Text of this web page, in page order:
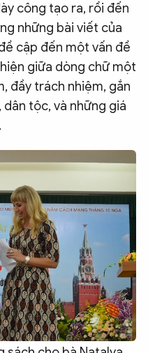
công tạo ra, rồi đến
những bài viết của
cập đến một vấn đề
giữa dòng chữ một
đầy trách nhiệm, gắn
tộc, và những giá